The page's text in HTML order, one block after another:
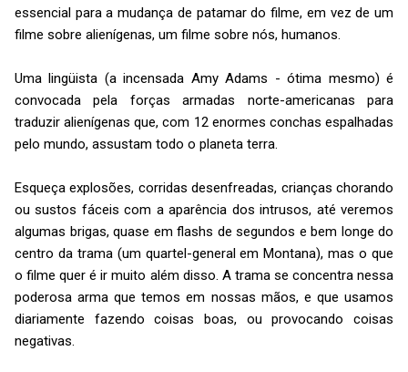
essencial para a mudança de patamar do filme, em vez de um
filme sobre alienígenas, um filme sobre nós, humanos.
Uma lingüista (a incensada Amy Adams - ótima mesmo) é
convocada pela forças armadas norte-americanas para
traduzir alienígenas que, com 12 enormes conchas espalhadas
pelo mundo, assustam todo o planeta terra.
Esqueça explosões, corridas desenfreadas, crianças chorando
ou sustos fáceis com a aparência dos intrusos, até veremos
algumas brigas, quase em flashs de segundos e bem longe do
centro da trama (um quartel-general em Montana), mas o que
o filme quer é ir muito além disso. A trama se concentra nessa
poderosa arma que temos em nossas mãos, e que usamos
diariamente fazendo coisas boas, ou provocando coisas
negativas.